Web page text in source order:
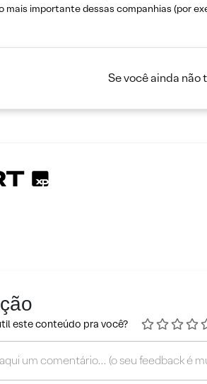
mais importante dessas companhias (por
Se você ainda não
este conteúdo pra você?